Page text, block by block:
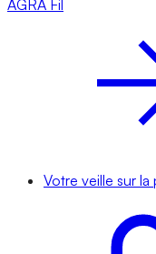
AGRA Fil
Votre veille sur